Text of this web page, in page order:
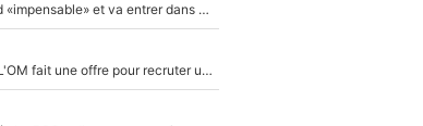
F1 - Alpine signe un accord «impensable» et va entrer dans une nouvelle dimension : Grande nouvelle pour Pierre Gasly !
«C’est un très bon choix» : L'OM fait une offre pour recruter un ancien joueur du PSG... et c'est validé dans l'After Foot !